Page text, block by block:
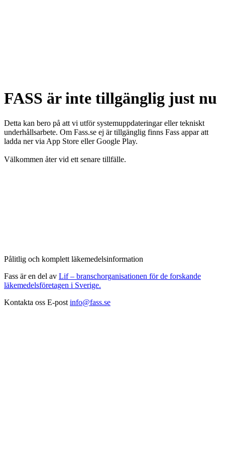
FASS är inte tillgänglig just nu
Detta kan bero på att vi utför systemuppdateringar eller tekniskt
underhållsarbete. Om Fass.se ej är tillgänglig finns Fass appar att
ladda ner via App Store eller Google Play.
Välkommen åter vid ett senare tillfälle.
Pålitlig och komplett läkemedelsinformation
Fass är en del av Lif – branschorganisationen för de forskande
läkemedelsföretagen i Sverige.
Kontakta oss E-post info@fass.se